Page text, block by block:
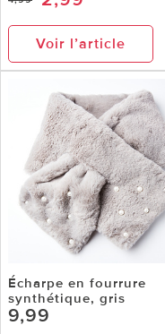
Voir l’article
Écharpe en fourrure
synthétique, gris
9,99